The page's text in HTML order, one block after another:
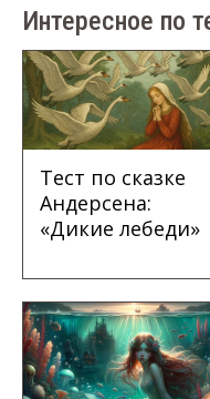
Интересное по
Тест по сказке
Андерсена:
«Дикие лебеди»